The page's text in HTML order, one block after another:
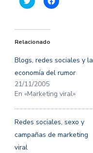
clic
Twitter
abre
una
ventana
nueva)
clic
una
ventana
nueva)
Relacionado
Blogs, redes sociales y la
economía del rumor
21/11/2005
En «Marketing viral»
Redes sociales, sexo y
campañas de marketing
viral